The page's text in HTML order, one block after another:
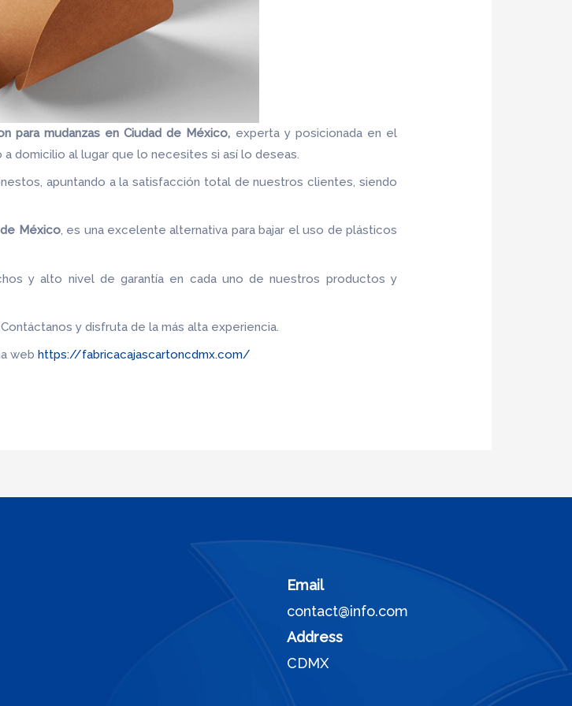
para mudanzas en Ciudad de México, experta y posicionada en el
domicilio al lugar que lo necesites si así lo deseas.
apuntando a la satisfacción total de nuestros clientes, siendo
México, es una excelente alternativa para bajar el uso de plásticos
y alto nivel de garantía en cada uno de nuestros productos y
Contáctanos y disfruta de la más alta experiencia.
webhttps://fabricacajascartoncdmx.com/
Email
contact@info.com
Address
CDMX